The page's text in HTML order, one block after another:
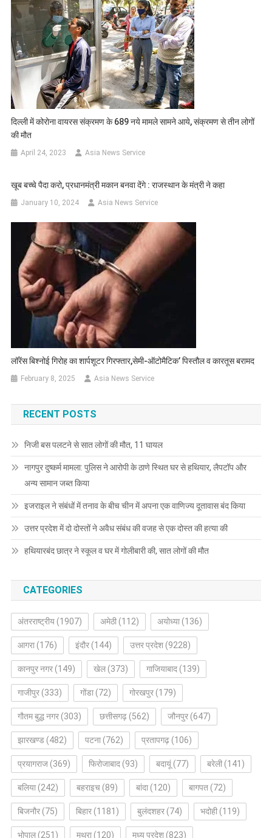
दिल्ली में कोरोना वायरस संक्रमण के 689 नये मामले सामने आये, संक्रमण से तीन लोगों
की मौत
April 24, 2023 Asia News Service
खूब बच्चे पैदा करो, प्रधानमंत्री मकान बनवा देंगे : राजस्थान के मंत्री ने कहा
January 10, 2024 Asia News Service
लॉरेंस बिश्नोई गिरोह का शार्पशूटर गिरफ्तार,सेमी-ऑटोमैटिक’ पिस्तौल व कारतूस बरामद
February 8, 2025 Asia News Service
RECENT POSTS
निजी बस पलटने से सात लोगों की मौत, 11 घायल
नागपुर दुष्कर्म मामला: पुलिस ने आरोपी के ठाणे स्थित घर से हथियार, लैपटॉप और
अन्य सामान जब्त किया
इजराइल ने संबंधों में तनाव के बीच चीन में अपना एक वाणिज्य दूतावास बंद किया
उत्तर प्रदेश में दो दोस्तों ने अवैध संबंध की वजह से एक दोस्त की हत्या की
हथियारबंद छात्र ने स्कूल व घर में गोलीबारी की, सात लोगों की मौत
CATEGORIES
अंतरराष्ट्रीय(1907) अमेठी(112) अयोध्या(136)
आगरा(176) इंदौर(144) उत्तर प्रदेश(9228)
कानपुर नगर(149) खेल(373) गाजियाबाद(139)
गाजीपुर(333) गोंडा(72) गोरखपुर(179)
गौतम बुद्ध नगर(303) छत्तीसगढ़(562) जौनपुर(647)
झारखण्ड(482) पटना(762) प्रतापगढ़(106)
प्रयागराज(369) फिरोजाबाद(93) बदायूं(77) बरेली(141)
बलिया(242) बहराइच(89) बांदा(120) बागपत(72)
बिजनौर(75) बिहार(1181) बुलंदशहर(74) भदोही(119)
भोपाल(251) मथुरा(120) मध्य प्रदेश(823)